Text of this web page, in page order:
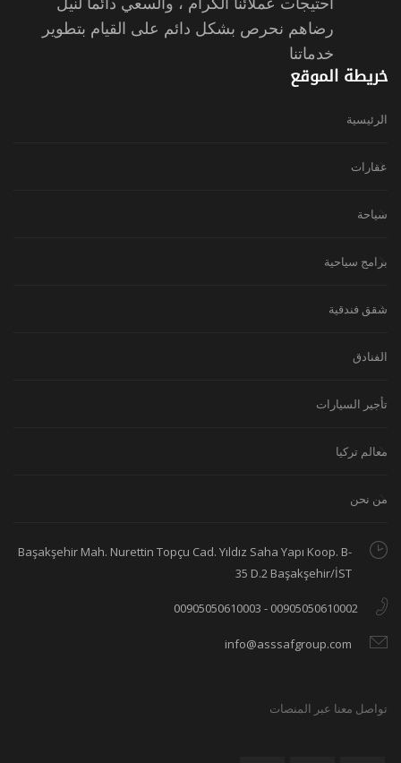
احتيجات عملائنا الكرام ، والسعي دائماً لنيل
رضاهم نحرص بشكل دائم على القيام بتطوير
خدماتنا
خريطة الموقع
الرئيسية
عقارات
سياحة
برامج سياحية
شقق فندقية
الفنادق
تأجير السيارات
معالم تركيا
من نحن
Başakşehir Mah. Nurettin Topçu Cad. Yıldız Saha Yapı Koop. B-
35 D.2 Başakşehir/İST
00905050610002 - 00905050610003
info@asssafgroup.com
تواصل معنا عبر المنصات